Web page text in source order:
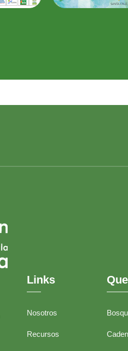
Links
Nosotros
Recursos